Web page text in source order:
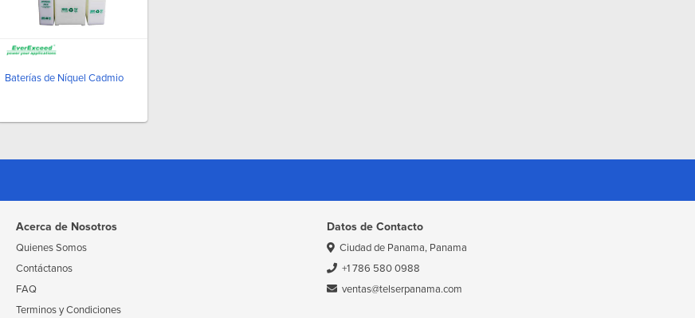
Baterías de Níquel Cadmio
Acerca de Nosotros
Quienes Somos
Contáctanos
FAQ
Terminos y Condiciones
Datos de Contacto
Ciudad de Panama, Panama
+1 786 580 0988
ventas@telserpanama.com